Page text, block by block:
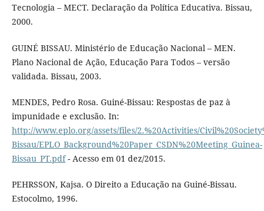
Tecnologia – MECT. Declaração da Política Educativa. Bissau,
2000.
GUINÉ BISSAU. Ministério de Educação Nacional – MEN.
Plano Nacional de Ação, Educação Para Todos – versão
validada. Bissau, 2003.
MENDES, Pedro Rosa. Guiné-Bissau: Respostas de paz à
impunidade e exclusão. In:
http://www.eplo.org/assets/files/2.%20Activities/
Bissau/EPLO_Background%20Paper_CSDN%20Meeting_Guinea-
Bissau_PT.pdf- Acesso em 01 dez/2015.
PEHRSSON, Kajsa. O Direito a Educação na Guiné-Bissau.
Estocolmo, 1996.